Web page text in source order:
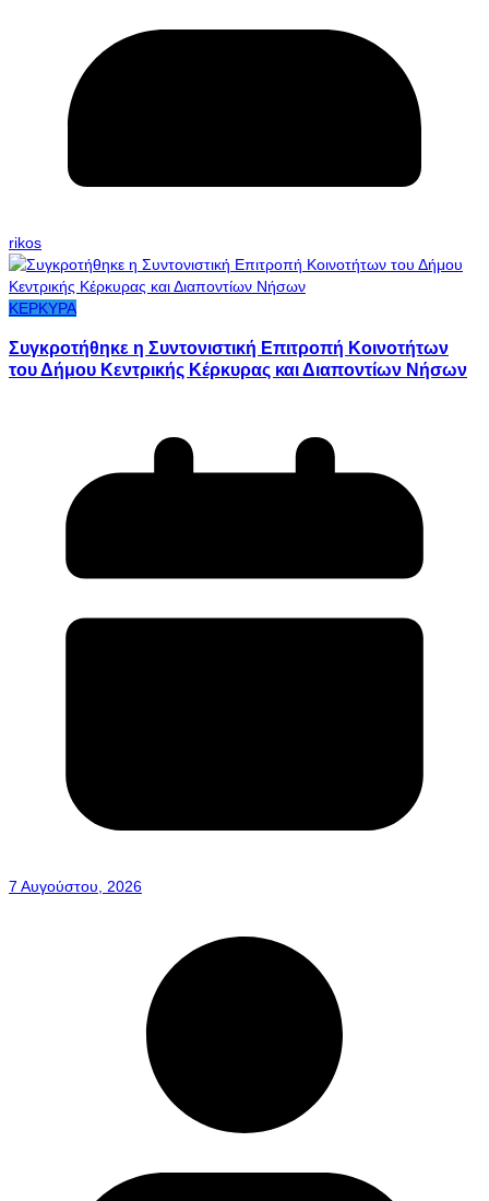
rikos
ΚΕΡΚΥΡΑ
Συγκροτήθηκε η Συντονιστική Επιτροπή Κοινοτήτων
του Δήμου Κεντρικής Κέρκυρας και Διαποντίων Νήσων
7 Αυγούστου, 2026